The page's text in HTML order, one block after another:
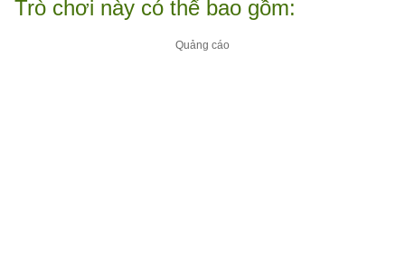
Trò chơi này có thể bao gồm: